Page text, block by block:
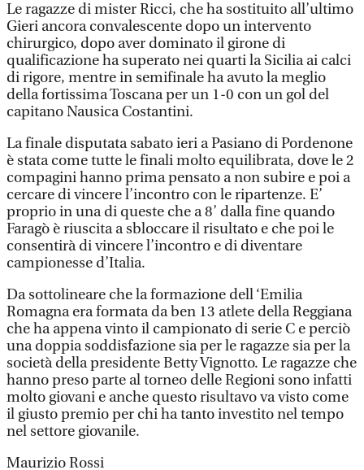
Le ragazze di mister Ricci, che ha sostituito all’ultimo
Gieri ancora convalescente dopo un intervento
chirurgico, dopo aver dominato il girone di
qualificazione ha superato nei quarti la Sicilia ai calci
di rigore, mentre in semifinale ha avuto la meglio
della fortissima Toscana per un 1-0 con un gol del
capitano Nausica Costantini.
La finale disputata sabato ieri a Pasiano di Pordenone
è stata come tutte le finali molto equilibrata, dove le 2
compagini hanno prima pensato a non subire e poi a
cercare di vincere l’incontro con le ripartenze. E’
proprio in una di queste che a 8’ dalla fine quando
Faragò è riuscita a sbloccare il risultato e che poi le
consentirà di vincere l’incontro e di diventare
campionesse d’Italia.
Da sottolineare che la formazione dell ‘Emilia
Romagna era formata da ben 13 atlete della Reggiana
che ha appena vinto il campionato di serie C e perciò
una doppia soddisfazione sia per le ragazze sia per la
società della presidente Betty Vignotto. Le ragazze che
hanno preso parte al torneo delle Regioni sono infatti
molto giovani e anche questo risultavo va visto come
il giusto premio per chi ha tanto investito nel tempo
nel settore giovanile.
Maurizio Rossi